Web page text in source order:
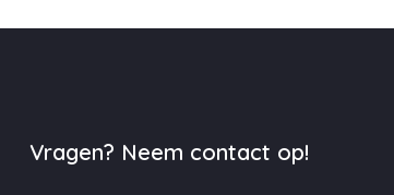
Vragen? Neem contact op!